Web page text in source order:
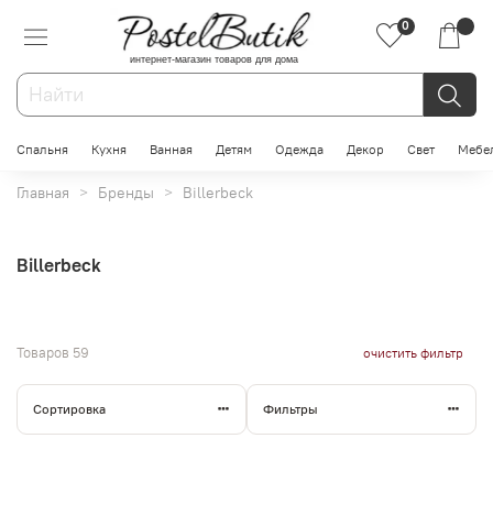
интернет-магазин товаров для дома
0
Спальня Кухня Ванная Детям Одежда Декор Свет
Главная Бренды Billerbeck
Billerbeck
Товаров 59 очистить фильтр
Сортировка Фильтры